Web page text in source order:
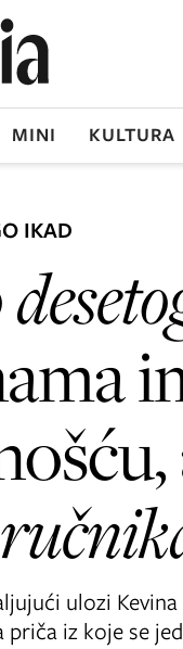
MINI KULTURA
IKAD
ulozi
iz koje se